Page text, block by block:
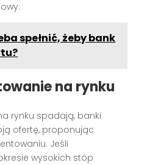
spełnić, żeby bank
na rynku
rynku spadają, banki
ofertę, proponując
Jeśli
wysokich stóp